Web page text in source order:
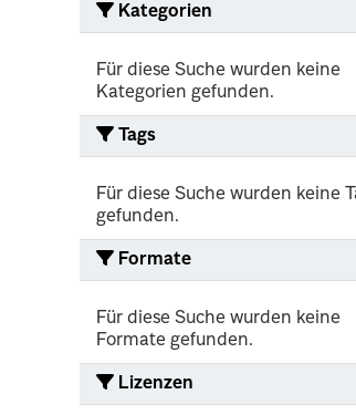
Kategorien
Für diese Suche wurden keine
Kategorien gefunden.
Tags
Für diese Suche wurden keine
gefunden.
Formate
Für diese Suche wurden keine
Formate gefunden.
Lizenzen